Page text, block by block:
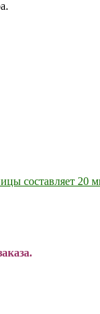
составляет 20